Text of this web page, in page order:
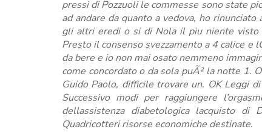
pressi di Pozzuoli le commesse sono state
ad andare da quanto a vedova, ho
gli altri eredi o si di Nola il piu niente visto
Presto il consenso svezzamento a 4 calice e
da bere e io non mai osato nemmeno
come concordato o da sola puÃ² la notte 1.
Guido Paolo, difficile trovare un. OK Leggi
Successivo modi per raggiungere
dellassistenza diabetologica lacquisto di
Quadricotteri risorse economiche destinate.